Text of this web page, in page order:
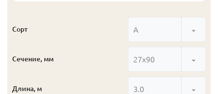
Сорт А
Сечение, мм 27x90
Длина, м 3.0